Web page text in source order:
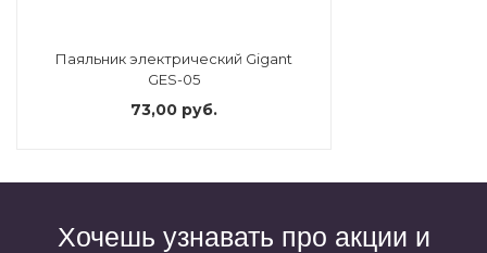
Паяльник электрический Gigant
GES-05
73,00 руб.
Хочешь узнавать про акции и